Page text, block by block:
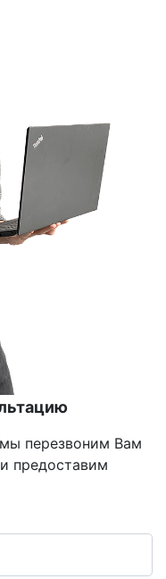
перезвоним Вам
предоставим